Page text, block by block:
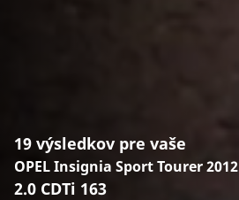
19 výsledkov pre vaše
OPEL Insignia Sport Tourer 2012
2.0 CDTi 163